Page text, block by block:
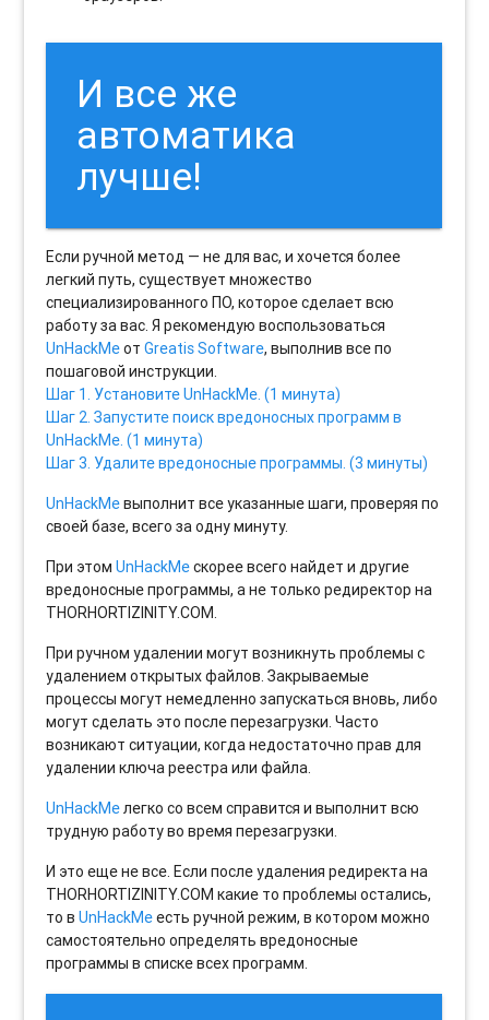
И все же
автоматика
лучше!
Если ручной метод — не для вас, и хочется более
легкий путь, существует множество
специализированного ПО, которое сделает всю
работу за вас. Я рекомендую воспользоваться
UnHackMeотGreatis Software, выполнив все по
пошаговой инструкции.
Шаг 1. Установите UnHackMe. (1 минута)
Шаг 2. Запустите поиск вредоносных программ в
UnHackMe. (1 минута)
Шаг 3. Удалите вредоносные программы. (3 минуты)
UnHackMeвыполнит все указанные шаги, проверяя по
своей базе, всего за одну минуту.
При этомUnHackMeскорее всего найдет и другие
вредоносные программы, а не только редиректор на
THORHORTIZINITY.COM.
При ручном удалении могут возникнуть проблемы с
удалением открытых файлов. Закрываемые
процессы могут немедленно запускаться вновь, либо
могут сделать это после перезагрузки. Часто
возникают ситуации, когда недостаточно прав для
удалении ключа реестра или файла.
UnHackMeлегко со всем справится и выполнит всю
трудную работу во время перезагрузки.
И это еще не все. Если после удаления редиректа на
THORHORTIZINITY.COM какие то проблемы остались,
то вUnHackMeесть ручной режим, в котором можно
самостоятельно определять вредоносные
программы в списке всех программ.